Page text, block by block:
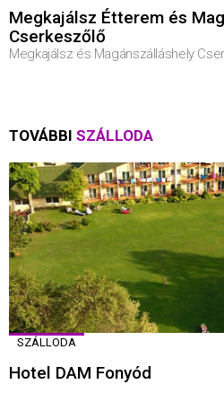
Megkajálsz Étterem és
Cserkeszőlő
Megkajálsz és Magánszálláshely
TOVÁBBI SZÁLLODA
SZÁLLODA
Hotel DAM Fonyód